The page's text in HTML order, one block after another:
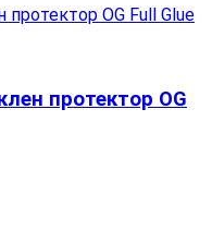
протектор OG